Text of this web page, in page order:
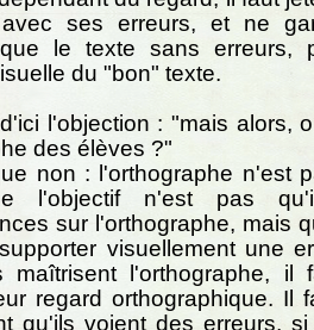
ses erreurs, et ne
le texte sans erreurs,
du "bon" texte.
l'objection : "mais alors,
des élèves ?"
non : l'orthographe n'est
l'objectif n'est pas
sur l'orthographe, mais
visuellement une
maîtrisent l'orthographe, il
regard orthographique. Il
qu'ils voient des erreurs,